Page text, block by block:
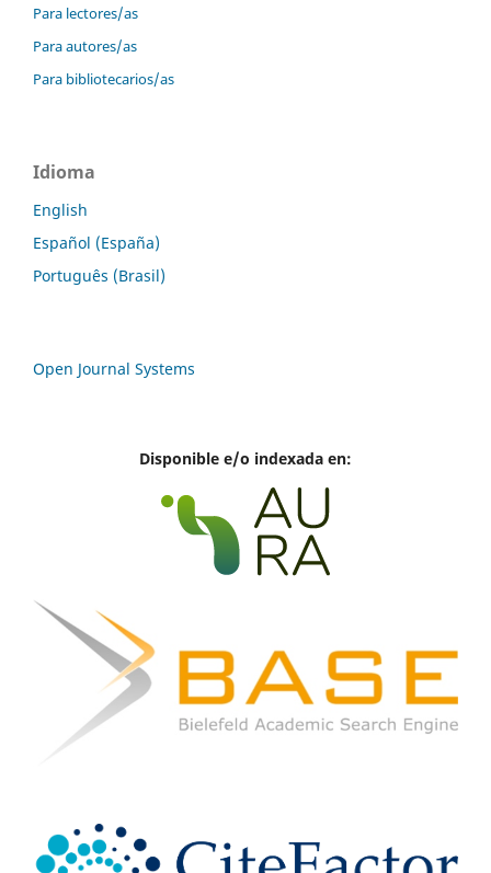
Para lectores/as
Para autores/as
Para bibliotecarios/as
Idioma
English
Español (España)
Português (Brasil)
Open Journal Systems
Disponible e/o indexada en: